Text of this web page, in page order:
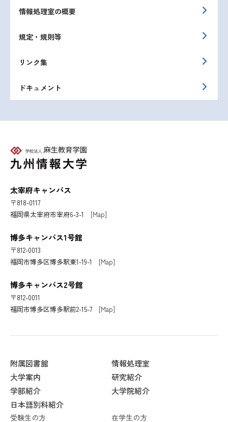
情報処理室の概要
規定・規則等
リンク集
ドキュメント
太宰府キャンパス
〒818-0117
福岡県太宰府市宰府6-3-1 [Map]
博多キャンパス1号館
〒812-0013
福岡市博多区博多駅東1-19-1 [Map]
博多キャンパス2号館
〒812-0011
福岡市博多区博多駅前2-15-7 [Map]
附属図書館
情報処理室
大学案内
研究紹介
学部紹介
大学院紹介
日本語別科紹介
受験生の方 在学生の方